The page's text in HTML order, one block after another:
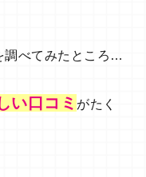
調べてみたところ…
い口コミ がたく